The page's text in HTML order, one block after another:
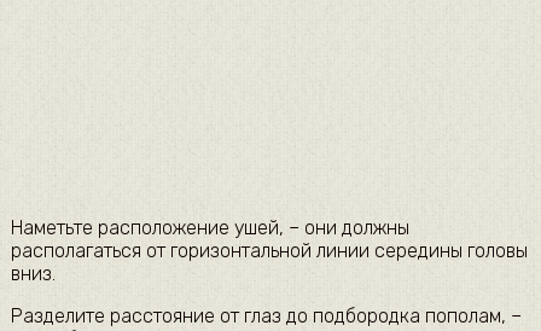
Наметьте расположение ушей, – они должны
располагаться от горизонтальной линии середины головы
вниз.
Разделите расстояние от глаз до подбородка пополам, –